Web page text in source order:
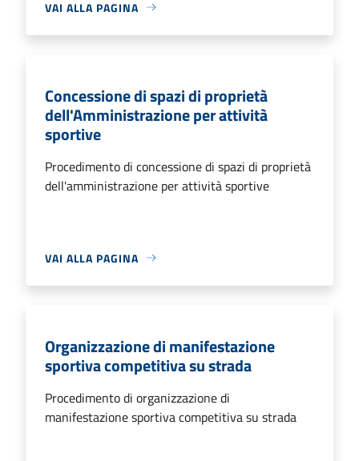
VAI ALLA PAGINA
Concessione di spazi di proprietà
dell'Amministrazione per attività
sportive
Procedimento di concessione di spazi di proprietà
dell'amministrazione per attività sportive
VAI ALLA PAGINA
Organizzazione di manifestazione
sportiva competitiva su strada
Procedimento di organizzazione di
manifestazione sportiva competitiva su strada